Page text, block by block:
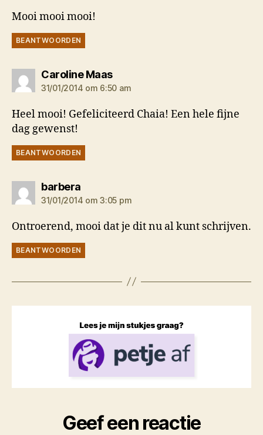
Mooi mooi mooi!
BEANTWOORDEN
Caroline Maaszegt:
31/01/2014 om 6:50 am
Heel mooi! Gefeliciteerd Chaia! Een hele fijne
dag gewenst!
BEANTWOORDEN
barberazegt:
31/01/2014 om 3:05 pm
Ontroerend, mooi dat je dit nu al kunt schrijven.
BEANTWOORDEN
Geef een reactie